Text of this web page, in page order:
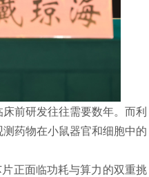
前研发往往需要数年。而利
药物在小鼠器官和细胞中的
正面临功耗与算力的双重挑